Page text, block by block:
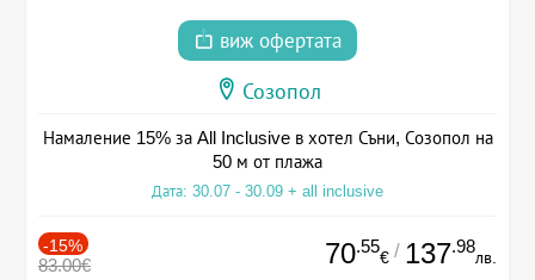
виж офертата
Созопол
Намаление 15% за All Inclusive в хотел Съни, Созопол на
50 м от плажа
Дата: 30.07 - 30.09 + all inclusive
-15%
83.00€ 70.55
€ / 137.98
лв.